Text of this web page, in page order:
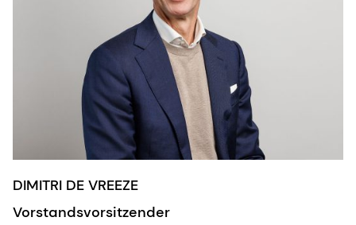
DIMITRI DE VREEZE
Vorstandsvorsitzender